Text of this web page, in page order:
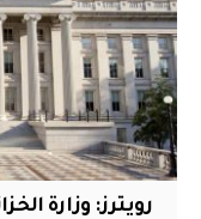
‏رويترز: وزارة